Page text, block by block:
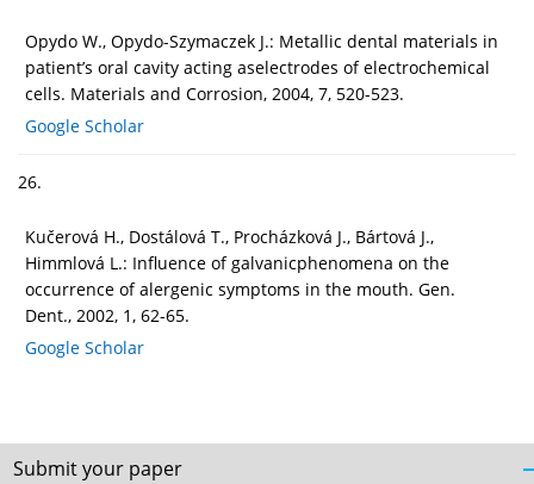
Opydo W., Opydo-Szymaczek J.: Metallic dental materials in
patient’s oral cavity acting aselectrodes of electrochemical
cells. Materials and Corrosion, 2004, 7, 520-523.
Google Scholar
26.
Kučerová H., Dostálová T., Procházková J., Bártová J.,
Himmlová L.: Influence of galvanicphenomena on the
occurrence of alergenic symptoms in the mouth. Gen.
Dent., 2002, 1, 62-65.
Google Scholar
Submit your paper